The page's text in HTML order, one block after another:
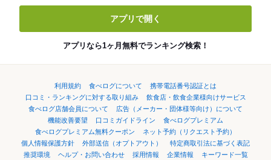
アプリで開く
アプリなら1ヶ月無料でランキング検索！
利用規約 食べログについて
携帯電話番号認証とは
口コミ・ランキングに対する取り組み
飲食店・飲食企業様向けサービス
食べログ店舗会員について
広告（メーカー・団体様等向け）について
機能改善要望
口コミガイドライン
食べログプレミアム
食べログプレミアム無料クーポン
ネット予約（リクエスト予約）
個人情報保護方針
外部送信（オプトアウト）
特定商取引法に基づく表記
推奨環境
ヘルプ・お問い合わせ 採用情報 企業情報 キーワード一覧